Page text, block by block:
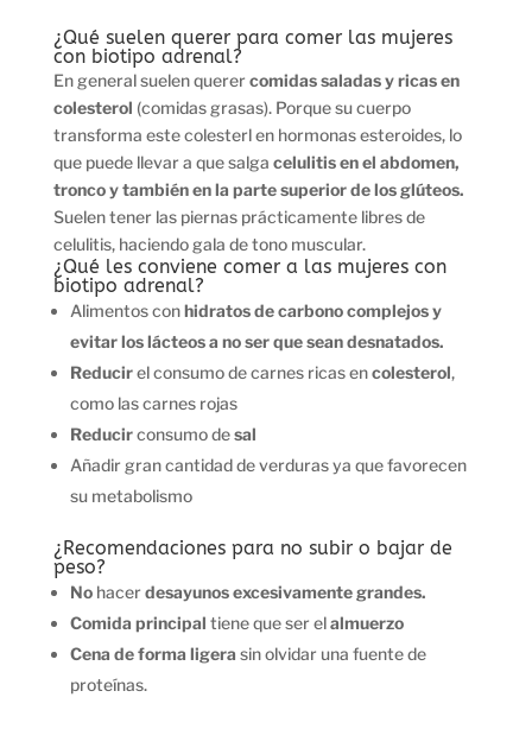
¿Qué suelen querer para comer las mujeres
con biotipo adrenal?
En general suelen querercomidas saladas y ricas en
colesterol (comidas grasas). Porque su cuerpo
transforma este colesterl en hormonas esteroides, lo
que puede llevar a que salga celulitis en el abdomen,
tronco y también en la parte superior de los glúteos.
Suelen tener las piernas prácticamente libres de
celulitis, haciendo gala de tono muscular.
¿Qué les conviene comer a las mujeres con
biotipo adrenal?
Alimentos conhidratos de carbono complejos y
evitar los lácteos a no ser que sean desnatados.
Reducirel consumo de carnes ricas encolesterol,
como las carnes rojas
Reducirconsumo desal
Añadir gran cantidad de verduras ya que favorecen
su metabolismo
¿Recomendaciones para no subir o bajar de
peso?
Nohacerdesayunos excesivamente grandes.
Comida principal tiene que ser elalmuerzo
Cena de forma ligera sin olvidar una fuente de
proteínas.